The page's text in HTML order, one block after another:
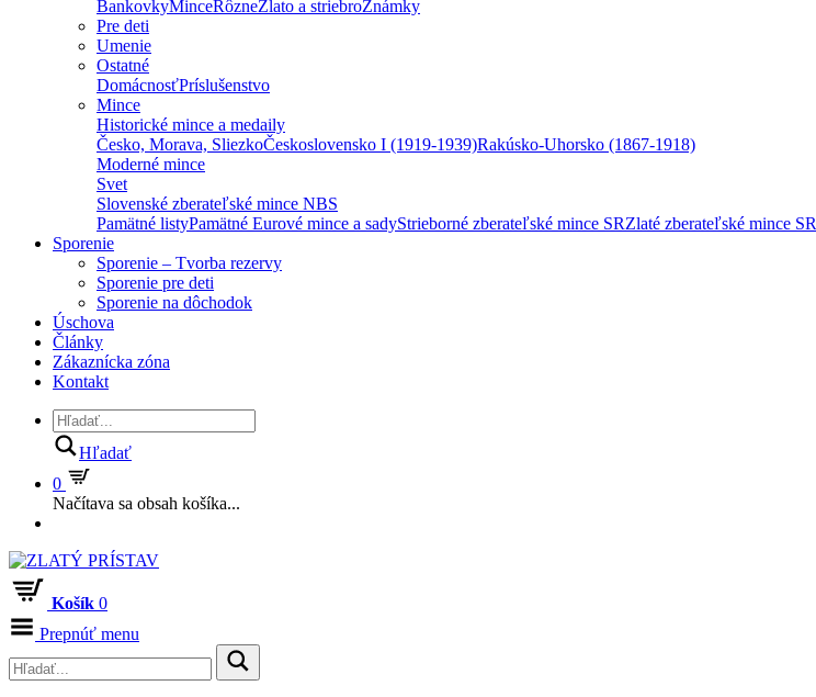
BankovkyMinceRôzneZlato a striebroZnámky
Pre deti
Umenie
Ostatné
DomácnosťPríslušenstvo
Mince
Historické mince a medaily
Česko, Morava, SliezkoČeskoslovensko I (1919-1939)Rakúsko-Uhorsko (1867-1918)
Moderné mince
Svet
Slovenské zberateľské mince NBS
Pamätné listyPamätné Eurové mince a sadyStrieborné zberateľské mince SRZlaté zberateľské mince SR
Sporenie
Sporenie – Tvorba rezervy
Sporenie pre deti
Sporenie na dôchodok
Úschova
Články
Zákaznícka zóna
Kontakt
Hľadať
0
Načítava sa obsah košíka...
Košík 0
Prepnúť menu